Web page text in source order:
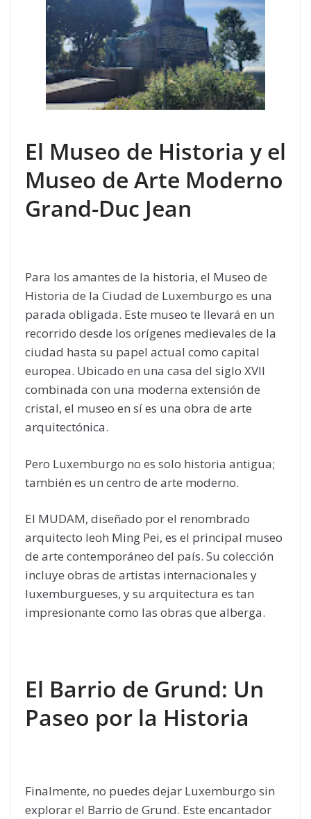
El Museo de Historia y el
Museo de Arte Moderno
Grand-Duc Jean
Para los amantes de la historia, el Museo de
Historia de la Ciudad de Luxemburgo es una
parada obligada. Este museo te llevará en un
recorrido desde los orígenes medievales de la
ciudad hasta su papel actual como capital
europea. Ubicado en una casa del siglo XVII
combinada con una moderna extensión de
cristal, el museo en sí es una obra de arte
arquitectónica.
Pero Luxemburgo no es solo historia antigua;
también es un centro de arte moderno.
El MUDAM, diseñado por el renombrado
arquitecto Ieoh Ming Pei, es el principal museo
de arte contemporáneo del país. Su colección
incluye obras de artistas internacionales y
luxemburgueses, y su arquitectura es tan
impresionante como las obras que alberga.
El Barrio de Grund: Un
Paseo por la Historia
Finalmente, no puedes dejar Luxemburgo sin
explorar el Barrio de Grund. Este encantador